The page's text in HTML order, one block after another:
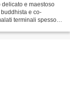
delicato e maestoso
e co-
terminali spesso